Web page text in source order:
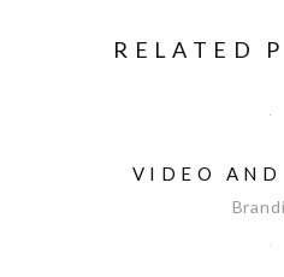
RELATED
VIDEO AND